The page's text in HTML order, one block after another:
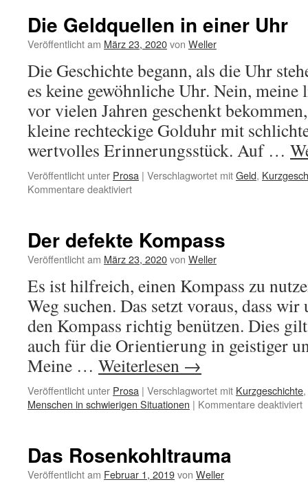
meinem
Bild
Die Geldquellen in einer Uhr
Veröffentlicht am März 23, 2020von Weller
Die Geschichte begann, als die Uhr
es keine gewöhnliche Uhr. Nein,
vor vielen Jahren geschenkt
kleine rechteckige Golduhr mit
wertvolles Erinnerungsstück. Auf …
Veröffentlicht unter Prosa | Verschlagwortet mitGeld,
Kommentare deaktiviertfür
einer
Uhr
Der defekte Kompass
Veröffentlicht am März 23, 2020von Weller
Es ist hilfreich, einen Kompass zu
Weg suchen. Das setzt voraus, dass
den Kompass richtig benützen. Dies
auch für die Orientierung in geistiger
Meine … Weiterlesen →
Veröffentlicht unter Prosa | Verschlagwortet mit Kurzgeschichte,
Menschen in schwierigen Situationen | Kommentare deaktiviert
Das Rosenkohltrauma
Veröffentlicht am Februar 1, 2019von Weller